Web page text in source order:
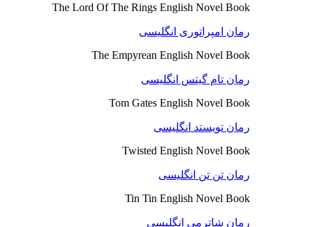
The Lord Of The Rings English Novel Book
رمان امپراتوری انگلیسی
The Empyrean English Novel Book
رمان تام گیتس انگلیسی
Tom Gates English Novel Book
رمان تویستد انگلیسی
Twisted English Novel Book
رمان تن تن انگلیسی
Tin Tin English Novel Book
رمان شاترمی انگلیسی